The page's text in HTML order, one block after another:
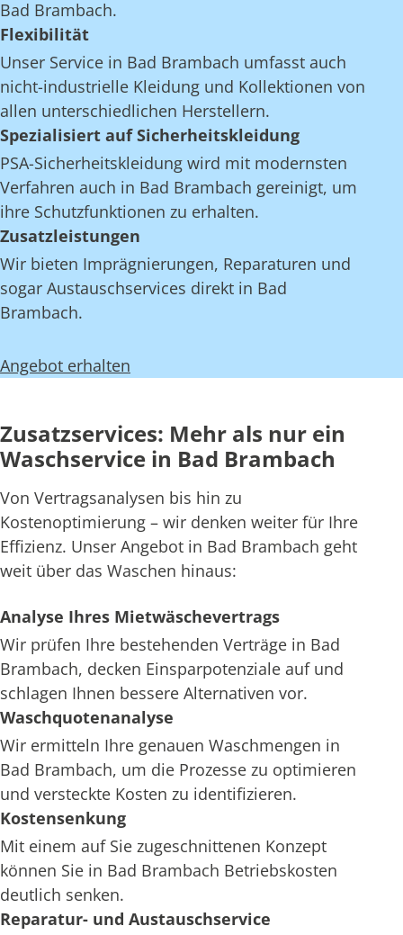
Bad Brambach.
Flexibilität
Unser Service in Bad Brambach umfasst auch
nicht-industrielle Kleidung und Kollektionen von
allen unterschiedlichen Herstellern.
Spezialisiert auf Sicherheitskleidung
PSA-Sicherheitskleidung wird mit modernsten
Verfahren auch in Bad Brambach gereinigt, um
ihre Schutzfunktionen zu erhalten.
Zusatzleistungen
Wir bieten Imprägnierungen, Reparaturen und
sogar Austauschservices direkt in Bad
Brambach.
Angebot erhalten
Zusatzservices: Mehr als nur ein
Waschservice in Bad Brambach
Von Vertragsanalysen bis hin zu
Kostenoptimierung – wir denken weiter für Ihre
Effizienz. Unser Angebot in Bad Brambach geht
weit über das Waschen hinaus:
Analyse Ihres Mietwäschevertrags
Wir prüfen Ihre bestehenden Verträge in Bad
Brambach, decken Einsparpotenziale auf und
schlagen Ihnen bessere Alternativen vor.
Waschquotenanalyse
Wir ermitteln Ihre genauen Waschmengen in
Bad Brambach, um die Prozesse zu optimieren
und versteckte Kosten zu identifizieren.
Kostensenkung
Mit einem auf Sie zugeschnittenen Konzept
können Sie in Bad Brambach Betriebskosten
deutlich senken.
Reparatur- und Austauschservice